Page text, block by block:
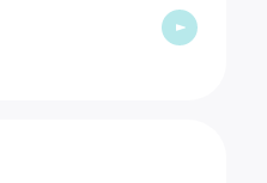
調整體質的益生菌
，還是家中的長輩